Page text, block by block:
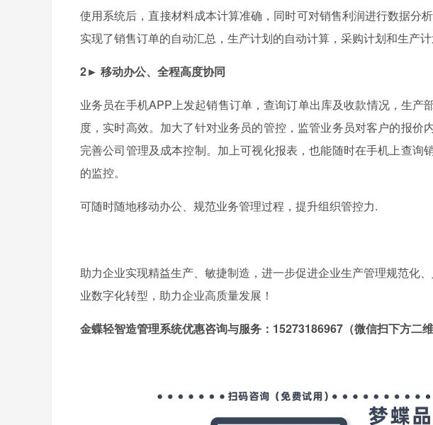
使用系统后，直接材料成本计算准确，同时可对销售利润进行数据分
实现了销售订单的自动汇总，生产计划的自动计算，采购计划和生产
2► 移动办公、全程高度协同
业务员在手机APP上发起销售订单，查询订单出库及收款情况，生产
度，实时高效。加大了针对业务员的管控，监管业务员对客户的报价
完善公司管理及成本控制。加上可视化报表，也能随时在手机上查询
的监控。
可随时随地移动办公、规范业务管理过程，提升组织管控力.
助力企业实现精益生产、敏捷制造，进一步促进企业生产管理规范化
业数字化转型，助力企业高质量发展！
金蝶轻智造管理系统优惠咨询与服务：15273186967（微信扫下方二维